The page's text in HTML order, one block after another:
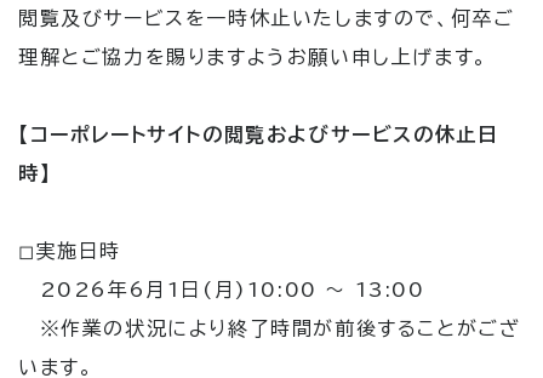
閲覧及びサービスを一時休止いたしますので、何卒ご
理解とご協力を賜りますようお願い申し上げます。
【コーポレートサイトの閲覧およびサービスの休止日
時】
◻︎実施日時
2026年6月1日(月)10:00 ～ 13:00
※作業の状況により終了時間が前後することがござ
います。